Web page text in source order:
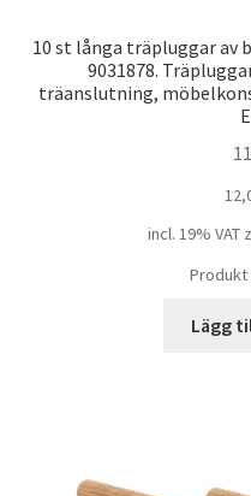
10 st långa träpluggar av
9031878.
träanslutning,
incl. 19% VAT
Produkt
Lägg